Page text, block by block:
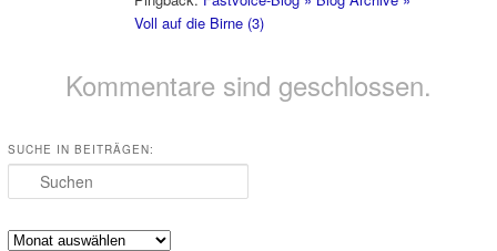
Voll auf die Birne (3)
Kommentare sind geschlossen.
SUCHE IN BEITRÄGEN:
Suchen